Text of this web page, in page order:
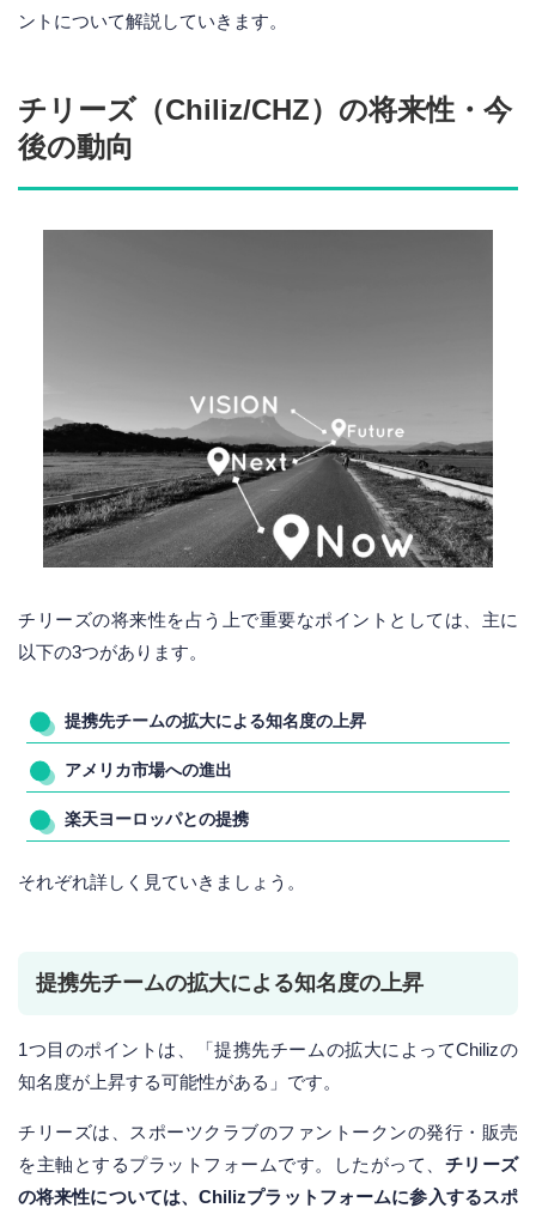
ントについて解説していきます。
チリーズ（Chiliz/CHZ）の将来性・今
後の動向
チリーズの将来性を占う上で重要なポイントとしては、主に
以下の3つがあります。
提携先チームの拡大による知名度の上昇
アメリカ市場への進出
楽天ヨーロッパとの提携
それぞれ詳しく見ていきましょう。
提携先チームの拡大による知名度の上昇
1つ目のポイントは、「提携先チームの拡大によってChilizの
知名度が上昇する可能性がある」です。
チリーズは、スポーツクラブのファントークンの発行・販売
を主軸とするプラットフォームです。したがって、 チリーズ
の将来性については、Chilizプラットフォームに参入するスポ